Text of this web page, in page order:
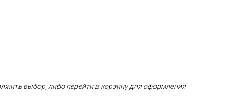
выбор, либо перейти в корзину для оформления